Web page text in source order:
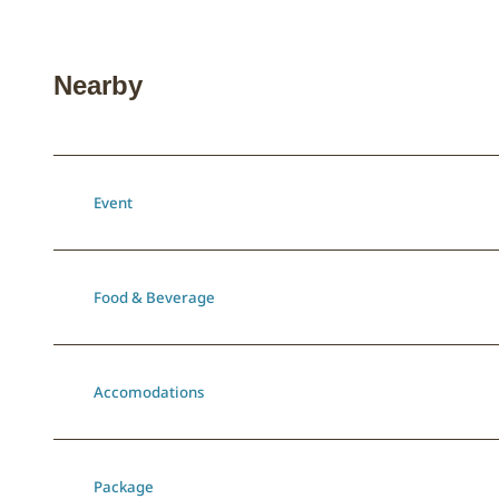
Nearby
Event
Food & Beverage
Accomodations
Package